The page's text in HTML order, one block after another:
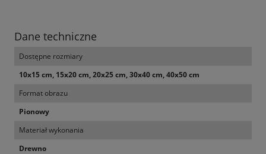
Dane techniczne
Dostępne rozmiary
10x15 cm, 15x20 cm, 20x25 cm, 30x40 cm, 40x50 cm
Format obrazu
Pionowy
Materiał wykonania
Drewno